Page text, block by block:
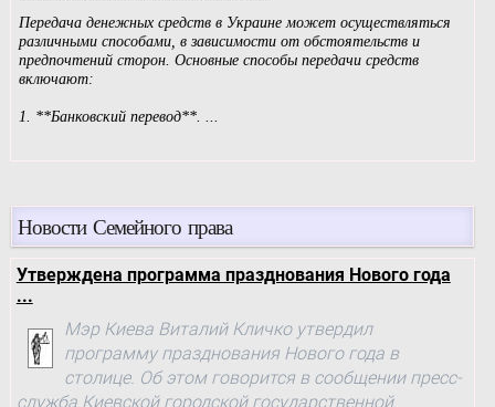
Новости Семейного права
Утверждена программа празднования Нового года
...
Мэр Киева Виталий Кличко утвердил
программу празднования Нового года в
столице. Об этом говорится в сообщении пресс-
служба Киевской городской государственной